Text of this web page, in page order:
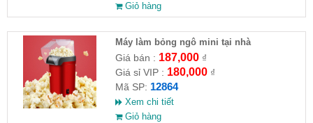
Giỏ hàng
Máy làm bỏng ngô mini tại nhà
Giá bán : 187,000₫
Giá sỉ VIP : 180,000₫
Mã SP: 12864
Xem chi tiết
Giỏ hàng